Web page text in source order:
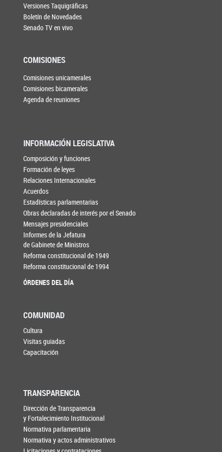
Versiones Taquigráficas
Boletín de Novedades
Senado TV en vivo
COMISIONES
Comisiones unicamerales
Comisiones bicamerales
Agenda de reuniones
INFORMACIÓN LEGISLATIVA
Composición y funciones
Formación de leyes
Relaciones Internacionales
Acuerdos
Estadísticas parlamentarias
Obras declaradas de interés por el Senado
Mensajes presidenciales
Informes de la Jefatura
de Gabinete de Ministros
Reforma constitucional de 1949
Reforma constitucional de 1994
ÓRDENES DEL DÍA
COMUNIDAD
Cultura
Visitas guiadas
Capacitación
TRANSPARENCIA
Dirección de Transparencia
y Fortalecimiento Institucional
Normativa parlamentaria
Normativa y actos administrativos